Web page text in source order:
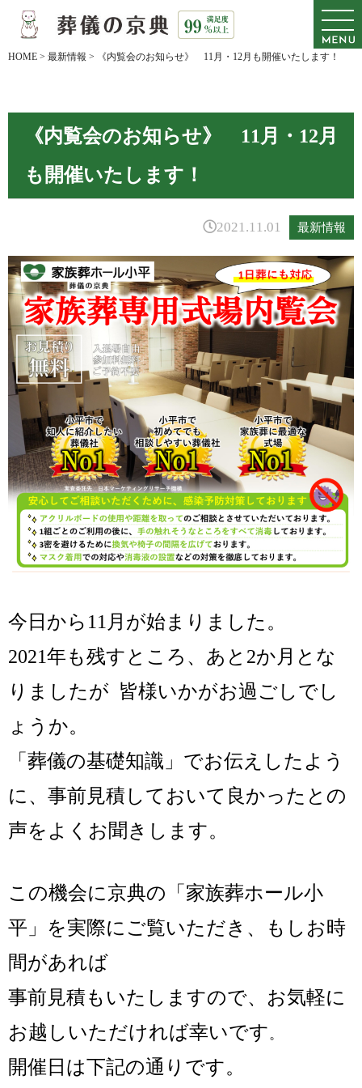
HOME > 最新情報 > 《内覧会のお知らせ》 11月・12月も開催いたします！
《内覧会のお知らせ》 11月・12月
も開催いたします！
2021.11.01 最新情報
今日から11月が始まりました。
2021年も残すところ、あと2か月とな
りましたが 皆様いかがお過ごしでし
ょうか。
「 葬儀の基礎知識 」でお伝えしたよう
に、事前見積しておいて良かったとの
声をよくお聞きします。
この機会に京典の「家族葬ホール小
平」を実際にご覧いただき、もしお時
間があれば
事前見積もいたしますので、 お気軽に
お越しいただければ幸いです。
開催日は下記の通りです。